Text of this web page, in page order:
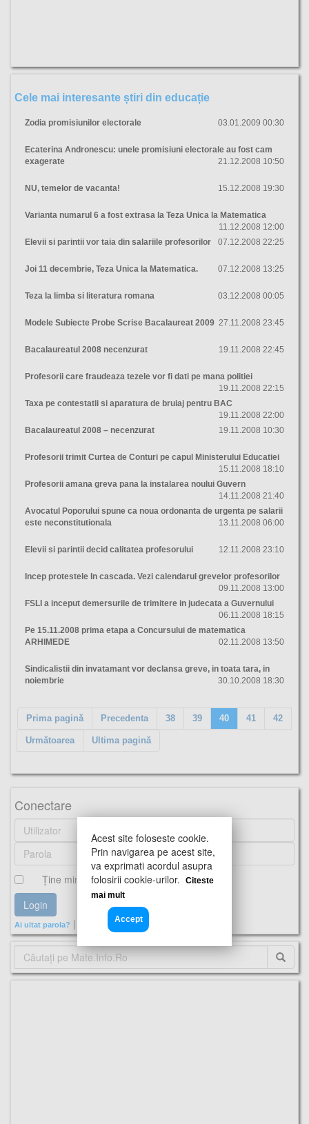
Cele mai interesante știri din educație
Zodia promisiunilor electorale 03.01.2009 00:30
Ecaterina Andronescu: unele promisiuni electorale au fost cam
exagerate
21.12.2008 10:50
NU, temelor de vacanta! 15.12.2008 19:30
Varianta numarul 6 a fost extrasa la Teza Unica la Matematica
11.12.2008 12:00
Elevii si parintii vor taia din salariile profesorilor
07.12.2008 22:25
Joi 11 decembrie, Teza Unica la Matematica. 07.12.2008 13:25
Teza la limba si literatura romana 03.12.2008 00:05
Modele Subiecte Probe Scrise Bacalaureat 2009 27.11.2008 23:45
Bacalaureatul 2008 necenzurat 19.11.2008 22:45
Profesorii care fraudeaza tezele vor fi dati pe mana politiei
19.11.2008 22:15
Taxa pe contestatii si aparatura de bruiaj pentru BAC
19.11.2008 22:00
Bacalaureatul 2008 – necenzurat
19.11.2008 10:30
Profesorii trimit Curtea de Conturi pe capul Ministerului Educatiei
15.11.2008 18:10
Profesorii amana greva pana la instalarea noului Guvern
14.11.2008 21:40
Avocatul Poporului spune ca noua ordonanta de urgenta pe salarii
este neconstitutionala
13.11.2008 06:00
Elevii si parintii decid calitatea profesorului 12.11.2008 23:10
Incep protestele In cascada. Vezi calendarul grevelor profesorilor
09.11.2008 13:00
FSLI a inceput demersurile de trimitere in judecata a Guvernului
06.11.2008 18:15
Pe 15.11.2008 prima etapa a Concursului de matematica
ARHIMEDE
02.11.2008 13:50
Sindicalistii din invatamant vor declansa greve, in toata tara, in
noiembrie
30.10.2008 18:30
Prima pagină Precedenta 38 39 40 41 42
Următoarea Ultima pagină
Conectare
Ţine minte
Ai uitat parola? | Cont nou
Acest site foloseste cookie.
Prin navigarea pe acest site,
va exprimati acordul asupra
folosirii cookie-urilor.
Citeste
mai mult
Accept